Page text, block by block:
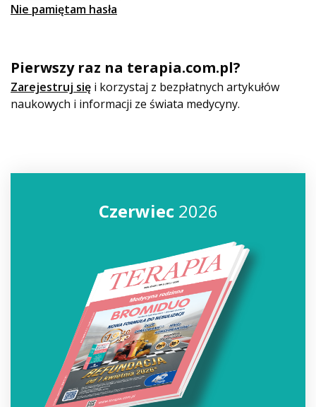
Nie pamiętam hasła
Pierwszy raz na terapia.com.pl?
Zarejestruj się i korzystaj z bezpłatnych artykułów
naukowych i informacji ze świata medycyny.
Czerwiec2026